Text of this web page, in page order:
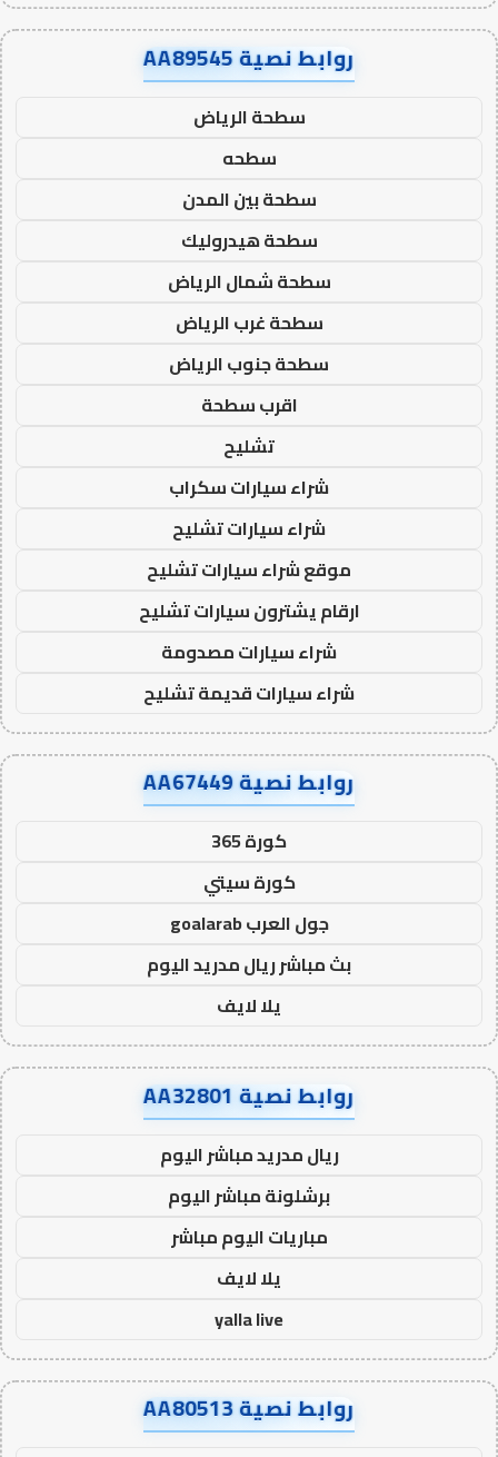
روابط نصية AA89545
سطحة الرياض
سطحه
سطحة بين المدن
سطحة هيدروليك
سطحة شمال الرياض
سطحة غرب الرياض
سطحة جنوب الرياض
اقرب سطحة
تشليح
شراء سيارات سكراب
شراء سيارات تشليح
موقع شراء سيارات تشليح
ارقام يشترون سيارات تشليح
شراء سيارات مصدومة
شراء سيارات قديمة تشليح
روابط نصية AA67449
كورة 365
كورة سيتي
جول العرب goalarab
بث مباشر ريال مدريد اليوم
يلا لايف
روابط نصية AA32801
ريال مدريد مباشر اليوم
برشلونة مباشر اليوم
مباريات اليوم مباشر
يلا لايف
yalla live
روابط نصية AA80513